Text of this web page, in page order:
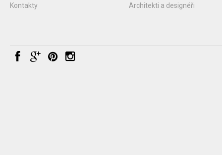
Kontakty
Architekti a designéři